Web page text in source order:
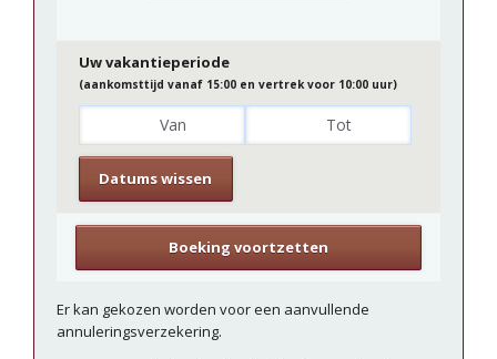
Uw vakantieperiode
(aankomsttijd vanaf 15:00 en vertrek voor 10:00 uur)
Datums wissen
Er kan gekozen worden voor een aanvullende
annuleringsverzekering.